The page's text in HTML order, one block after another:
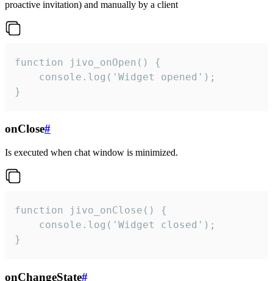
proactive invitation) and manually by a client
function jivo_onOpen() {
    console.log('Widget opened');
}
onClose#
Is executed when chat window is minimized.
function jivo_onClose() {
    console.log('Widget closed');
}
onChangeState#